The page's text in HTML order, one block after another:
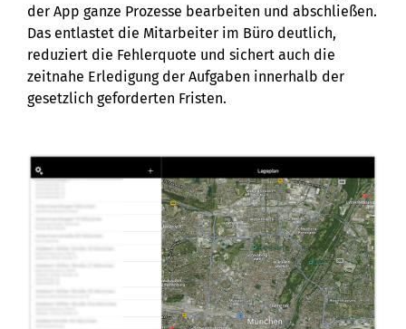
der App ganze Prozesse bearbeiten und abschließen.
Das entlastet die Mitarbeiter im Büro deutlich,
reduziert die Fehlerquote und sichert auch die
zeitnahe Erledigung der Aufgaben innerhalb der
gesetzlich geforderten Fristen.